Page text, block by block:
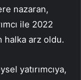
nazaran,
ile 2022
halka arz oldu.
yatırımcıya,